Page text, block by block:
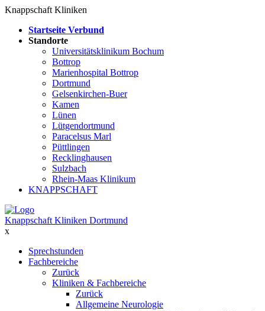
Knappschaft Kliniken
Startseite Verbund
Standorte
Universitätsklinikum Bochum
Bottrop
Marienhospital Bottrop
Dortmund
Gelsenkirchen-Buer
Kamen
Lünen
Lütgendortmund
Paracelsus Marl
Püttlingen
Recklinghausen
Sulzbach
Rhein-Maas Klinikum
KNAPPSCHAFT
Knappschaft Kliniken Dortmund
x
Sprechstunden
Fachbereiche
Zurück
Kliniken & Fachbereiche
Zurück
Allgemeine Neurologie